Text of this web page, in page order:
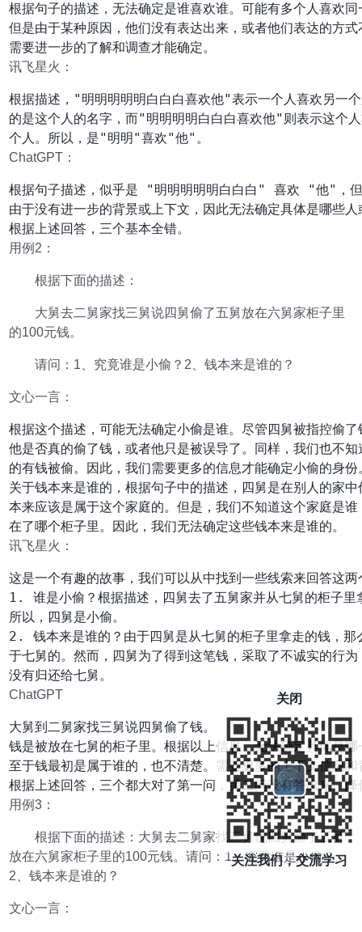
根据句子的描述，无法确定是谁喜欢谁。可能有多个人喜欢同
但是由于某种原因，他们没有表达出来，或者他们表达的方式
需要进一步的了解和调查才能确定。
讯飞星火：
根据描述，"明明明明明白白白喜欢他"表示一个人喜欢另一
的是这个人的名字，而"明明明明白白白喜欢他"则表示这个
个人。所以，是"明明"喜欢"他"。
ChatGPT：
根据句子描述，似乎是 "明明明明明白白白" 喜欢 "他"，但
由于没有进一步的背景或上下文，因此无法确定具体是哪些人
根据上述回答，三个基本全错。
用例2：
根据下面的描述：
大舅去二舅家找三舅说四舅偷了五舅放在六舅家柜子里
的100元钱。
请问：1、究竟谁是小偷？2、钱本来是谁的？
文心一言：
根据这个描述，可能无法确定小偷是谁。尽管四舅被指控偷
他是否真的偷了钱，或者他只是被误导了。同样，我们也不
的有钱被偷。因此，我们需要更多的信息才能确定小偷的身份
关于钱本来是谁的，根据句子中的描述，四舅是在别人的家
本来应该是属于这个家庭的。但是，我们不知道这个家庭是
在了哪个柜子里。因此，我们无法确定这些钱本来是谁的。
讯飞星火：
这是一个有趣的故事，我们可以从中找到一些线索来回答这两
1. 谁是小偷？根据描述，四舅去了五舅家并从七舅的柜子
所以，四舅是小偷。
2. 钱本来是谁的？由于四舅是从七舅的柜子里拿走的钱，那
于七舅的。然而，四舅为了得到这笔钱，采取了不诚实的行
没有归还给七舅。
ChatGPT
大舅到二舅家找三舅说四舅偷了钱。
钱是被放在七舅的柜子里。根据以上信息，无法确定具体是
至于钱最初是属于谁的，也不清楚。需要更多的上下文信息
根据上述回答，三个都大对了第一问，第二问没有答出来。
用例3：
根据下面的描述：大舅去二舅家找三舅说四舅偷了五舅
放在六舅家柜子里的100元钱。请问：1、究竟谁是小偷？
2、钱本来是谁的？
文心一言：
关闭
关注我们，交流学习